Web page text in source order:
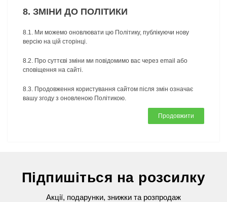
8. ЗМІНИ ДО ПОЛІТИКИ
8.1. Ми можемо оновлювати цю Політику, публікуючи нову
версію на цій сторінці.
8.2. Про суттєві зміни ми повідомимо вас через email або
сповіщення на сайті.
8.3. Продовження користування сайтом після змін означає
вашу згоду з оновленою Політикою.
Продовжити
Підпишіться на розсилку
Акції, подарунки, знижки та розпродаж